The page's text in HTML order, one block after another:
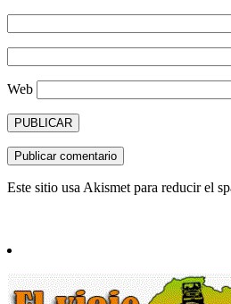
Web
Este sitio usa Akismet para reducir el